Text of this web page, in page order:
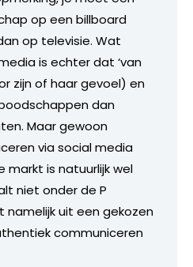
op een billboard
op televisie. Wat
is echter dat ‘van
zijn of haar gevoel) en
dan
Maar gewoon
via social media
markt is natuurlijk wel
niet onder de P
namelijk uit een gekozen
communiceren